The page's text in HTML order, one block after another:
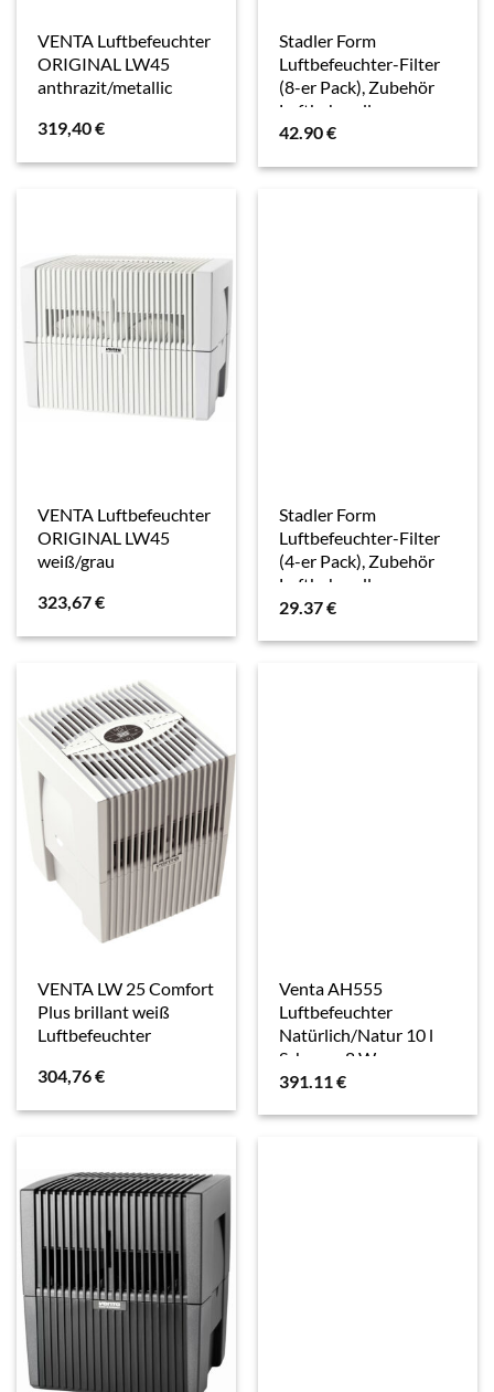
VENTA Luftbefeuchter
ORIGINAL LW45
anthrazit/metallic
319,40€
Stadler Form
Luftbefeuchter-Filter
(8-er Pack), Zubehör
Luftbehandlung
42.90€
VENTA Luftbefeuchter
ORIGINAL LW45
weiß/grau
323,67€
Stadler Form
Luftbefeuchter-Filter
(4-er Pack), Zubehör
Luftbehandlung
29.37€
VENTA LW 25 Comfort
Plus brillant weiß
Luftbefeuchter
304,76€
Venta AH555
Luftbefeuchter
Natürlich/Natur 10 l
Schwarz 8 W
391.11€